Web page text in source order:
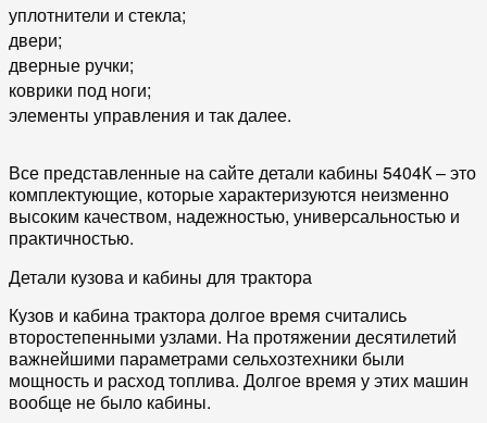
уплотнители и стекла;
двери;
дверные ручки;
коврики под ноги;
элементы управления и так далее.
Все представленные на сайте детали кабины 5404К – это
комплектующие, которые характеризуются неизменно
высоким качеством, надежностью, универсальностью и
практичностью.
Детали кузова и кабины для трактора
Кузов и кабина трактора долгое время считались
второстепенными узлами. На протяжении десятилетий
важнейшими параметрами сельхозтехники были
мощность и расход топлива. Долгое время у этих машин
вообще не было кабины.